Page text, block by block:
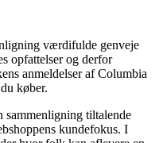
værdifulde genveje
opfattelser og derfor
anmeldelser af Columbia
køber.
sammenligning tiltalende
kundefokus. I